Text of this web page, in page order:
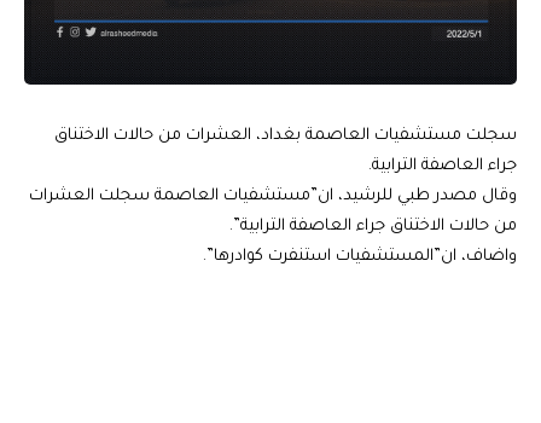
سجلت مستشفيات العاصمة بغداد، العشرات من حالات الاختناق
جراء العاصفة الترابية.
وقال مصدر طبي للرشيد، ان”مستشفيات العاصمة سجلت العشرات
من حالات الاختناق جراء العاصفة الترابية”.
واضاف، ان”المستشفيات استنفرت كوادرها”.